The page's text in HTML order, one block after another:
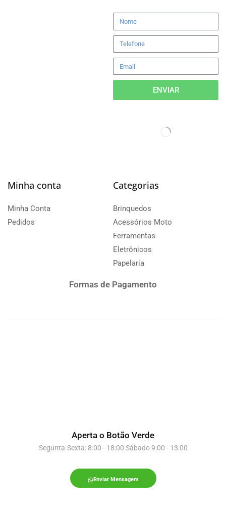
ENVIAR
Minha conta
Minha Conta
Pedidos
Categorias
Brinquedos
Acessórios Moto
Ferramentas
Eletrônicos
Papelaria
Formas de Pagamento
Aperta o Botão Verde
Segunta-Sexta: 8:00 - 18:00 Sábado 9:00 - 13:00
Enviar Mensagem